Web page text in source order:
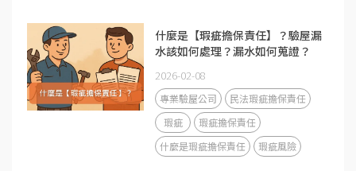
什麼是【瑕疵擔保責任】？驗屋漏
水該如何處理？漏水如何蒐證？
2026-02-08
專業驗屋公司
民法瑕疵擔保責任
瑕疵
瑕疵擔保責任
什麼是瑕疵擔保責任
瑕疵風險